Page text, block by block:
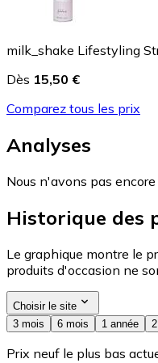
milk_shake Lifestyling
Dès 15,50 €
Comparez tous les prix
Analyses
Nous n'avons pas
Historique des
Le graphique montre le
produits d'occasion ne
Choisir le site
3 mois
6 mois 1 année
Prix neuf le plus bas